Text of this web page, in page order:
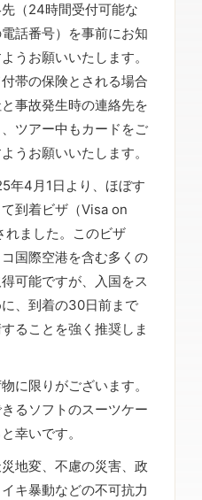
（24時間受付可能な
話番号）を事前にお知
うお願いいたします。
帯の保険とされる場合
事故発生時の連絡先を
ツアー中もカードをご
うお願いいたします。
年4月1日より、ほぼす
到着ビザ（Visa on
ました。このビザ
国際空港を含む多くの
可能ですが、入国をス
、到着の30日前まで
ることを強く推奨しま
に限りがございます。
るソフトのスーツケー
幸いです。
地変、不慮の災害、政
キ暴動などの不可抗力